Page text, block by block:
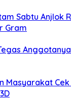
Sabtu Anjlok
Gram
Masyarakat Cek